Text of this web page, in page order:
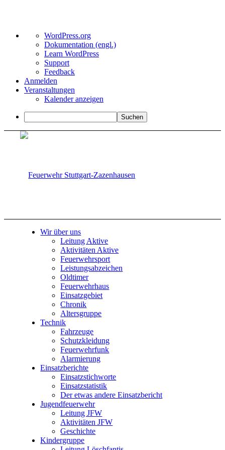
Über
WordPress
WordPress.org
Dokumentation (engl.)
Learn WordPress
Support
Feedback
Anmelden
Veranstaltungen
Kalender anzeigen
Suchen
Wir über uns
Leitung Aktive
Aktivitäten Aktive
Feuerwehrsport
Leistungsabzeichen
Oldtimer
Feuerwehrhaus
Einsatzgebiet
Chronik
Altersgruppe
Technik
Fahrzeuge
Schutzkleidung
Feuerwehrfunk
Alarmierung
Einsatzberichte
Einsatzstichworte
Einsatzstatistik
Der etwas andere Einsatzbericht
Jugendfeuerwehr
Leitung JFW
Aktivitäten JFW
Geschichte
Kindergruppe